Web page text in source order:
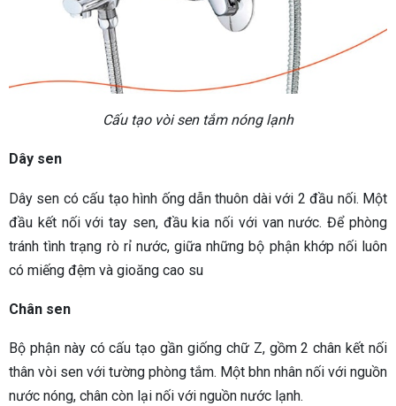
Cấu tạo vòi sen tắm nóng lạnh
Dây sen
Dây sen có cấu tạo hình ống dẫn thuôn dài với 2 đầu nối. Một
đầu kết nối với tay sen, đầu kia nối với van nước. Để phòng
tránh tình trạng rò rỉ nước, giữa những bộ phận khớp nối luôn
có miếng đệm và gioăng cao su
Chân sen
Bộ phận này có cấu tạo gần giống chữ Z, gồm 2 chân kết nối
thân vòi sen với tường phòng tắm. Một bhn nhân nối với nguồn
nước nóng, chân còn lại nối với nguồn nước lạnh.